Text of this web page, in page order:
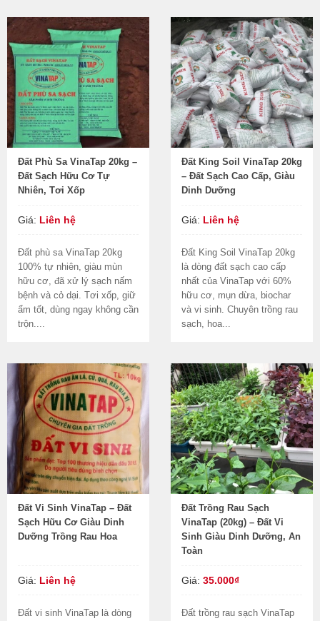
Đất Phù Sa VinaTap 20kg –
Đất Sạch Hữu Cơ Tự
Nhiên, Tơi Xốp
Giá: Liên hệ
Đất phù sa VinaTap 20kg
100% tự nhiên, giàu mùn
hữu cơ, đã xử lý sạch nấm
bệnh và cỏ dại. Tơi xốp, giữ
ẩm tốt, dùng ngay không cần
trộn....
Đất King Soil VinaTap 20kg
– Đất Sạch Cao Cấp, Giàu
Dinh Dưỡng
Giá: Liên hệ
Đất King Soil VinaTap 20kg
là dòng đất sạch cao cấp
nhất của VinaTap với 60%
hữu cơ, mụn dừa, biochar
và vi sinh. Chuyên trồng rau
sạch, hoa...
Đất Vi Sinh VinaTap – Đất
Sạch Hữu Cơ Giàu Dinh
Dưỡng Trồng Rau Hoa
Giá: Liên hệ
Đất vi sinh VinaTap là dòng
Đất Trồng Rau Sạch
VinaTap (20kg) – Đất Vi
Sinh Giàu Dinh Dưỡng, An
Toàn
Giá: 35.000₫
Đất trồng rau sạch VinaTap